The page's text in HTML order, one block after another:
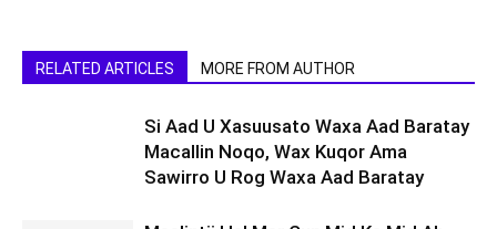
RELATED ARTICLES MORE FROM AUTHOR
Si Aad U Xasuusato Waxa Aad Baratay
Macallin Noqo, Wax Kuqor Ama
Sawirro U Rog Waxa Aad Baratay